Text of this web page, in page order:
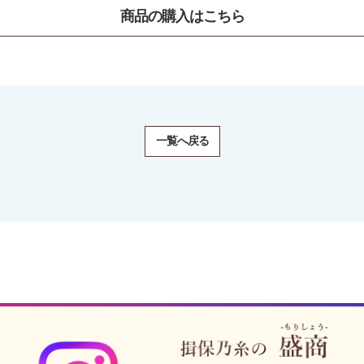
商品の購⼊はこちら
一覧へ戻る